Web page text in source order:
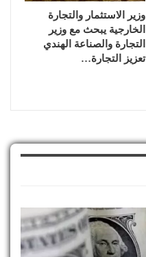
وزير الاستثمار والتجارة
الخارجية يبحث مع وزير
التجارة والصناعة الهندي
تعزيز التجارة…